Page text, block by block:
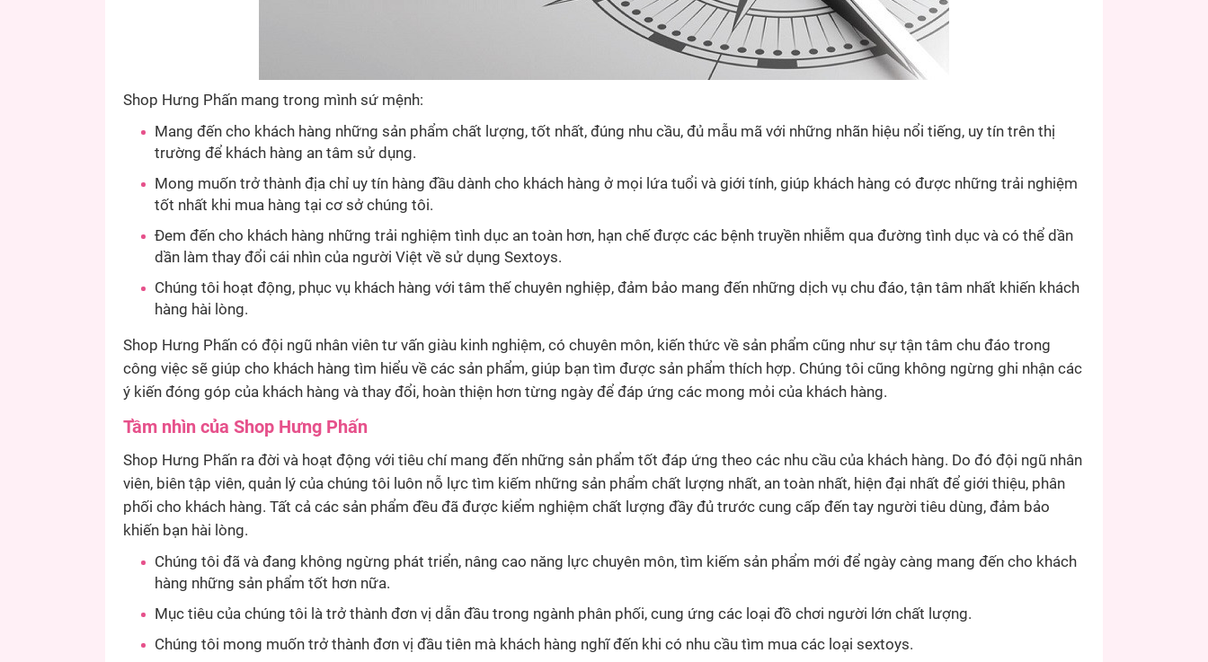
Shop Hưng Phấn mang trong mình sứ mệnh:
Mang đến cho khách hàng những sản phẩm chất lượng, tốt nhất, đúng nhu cầu, đủ mẫu mã với những nhãn hiệu nổi tiếng, uy tín trên thị
trường để khách hàng an tâm sử dụng.
Mong muốn trở thành địa chỉ uy tín hàng đầu dành cho khách hàng ở mọi lứa tuổi và giới tính, giúp khách hàng có được những trải nghiệm
tốt nhất khi mua hàng tại cơ sở chúng tôi.
Đem đến cho khách hàng những trải nghiệm tình dục an toàn hơn, hạn chế được các bệnh truyền nhiễm qua đường tình dục và có thể dần
dần làm thay đổi cái nhìn của người Việt về sử dụng Sextoys.
Chúng tôi hoạt động, phục vụ khách hàng với tâm thế chuyên nghiệp, đảm bảo mang đến những dịch vụ chu đáo, tận tâm nhất khiến khách
hàng hài lòng.
Shop Hưng Phấn có đội ngũ nhân viên tư vấn giàu kinh nghiệm, có chuyên môn, kiến thức về sản phẩm cũng như sự tận tâm chu đáo trong
công việc sẽ giúp cho khách hàng tìm hiểu về các sản phẩm, giúp bạn tìm được sản phẩm thích hợp. Chúng tôi cũng không ngừng ghi nhận các
ý kiến đóng góp của khách hàng và thay đổi, hoàn thiện hơn từng ngày để đáp ứng các mong mỏi của khách hàng.
Tầm nhìn của Shop Hưng Phấn
Shop Hưng Phấn ra đời và hoạt động với tiêu chí mang đến những sản phẩm tốt đáp ứng theo các nhu cầu của khách hàng. Do đó đội ngũ nhân
viên, biên tập viên, quản lý của chúng tôi luôn nỗ lực tìm kiếm những sản phẩm chất lượng nhất, an toàn nhất, hiện đại nhất để giới thiệu, phân
phối cho khách hàng. Tất cả các sản phẩm đều đã được kiểm nghiệm chất lượng đầy đủ trước cung cấp đến tay người tiêu dùng, đảm bảo
khiến bạn hài lòng.
Chúng tôi đã và đang không ngừng phát triển, nâng cao năng lực chuyên môn, tìm kiếm sản phẩm mới để ngày càng mang đến cho khách
hàng những sản phẩm tốt hơn nữa.
Mục tiêu của chúng tôi là trở thành đơn vị dẫn đầu trong ngành phân phối, cung ứng các loại đồ chơi người lớn chất lượng.
Chúng tôi mong muốn trở thành đơn vị đầu tiên mà khách hàng nghĩ đến khi có nhu cầu tìm mua các loại sextoys.